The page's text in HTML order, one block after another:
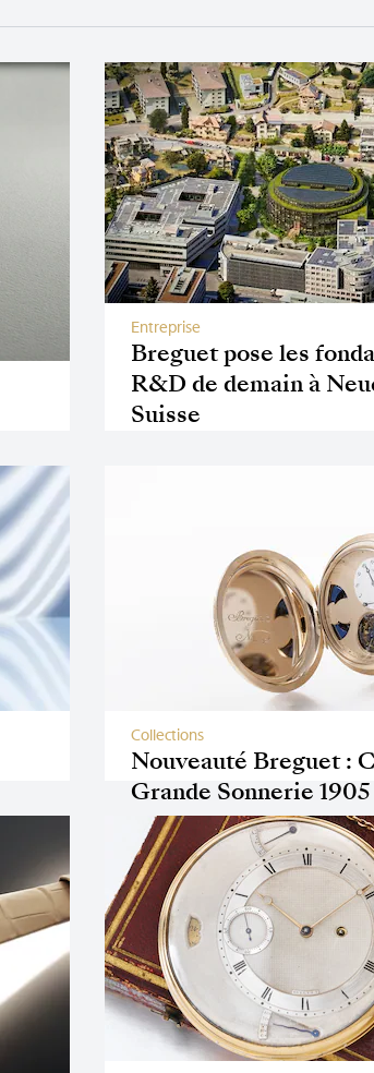
Breguet pose les
R&D de demain à
Suisse
Entreprise
Nouveauté Breguet :
Grande Sonnerie 1905
Collections